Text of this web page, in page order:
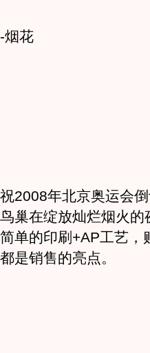
烟花
2008年北京奥运会
巢在绽放灿烂烟火的
单的印刷+AP工艺，
是销售的亮点。